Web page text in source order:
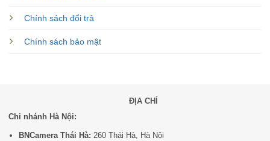
Chính sách đổi trả
Chính sách bảo mật
ĐỊA CHỈ
Chi nhánh Hà Nội:
BNCamera Thái Hà: 260 Thái Hà, Hà Nội